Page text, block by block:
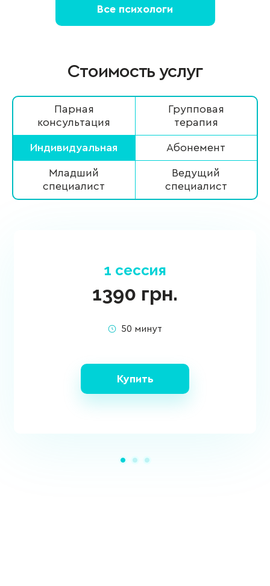
Все психологи
Стоимость услуг
Парная
консультация
Групповая
терапия
Индивидуальная Абонемент
Младший
специалист
Ведущий
специалист
1 сессия
1390 грн.
50 минут
Купить